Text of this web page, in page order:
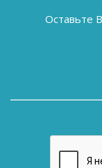
Оставьте